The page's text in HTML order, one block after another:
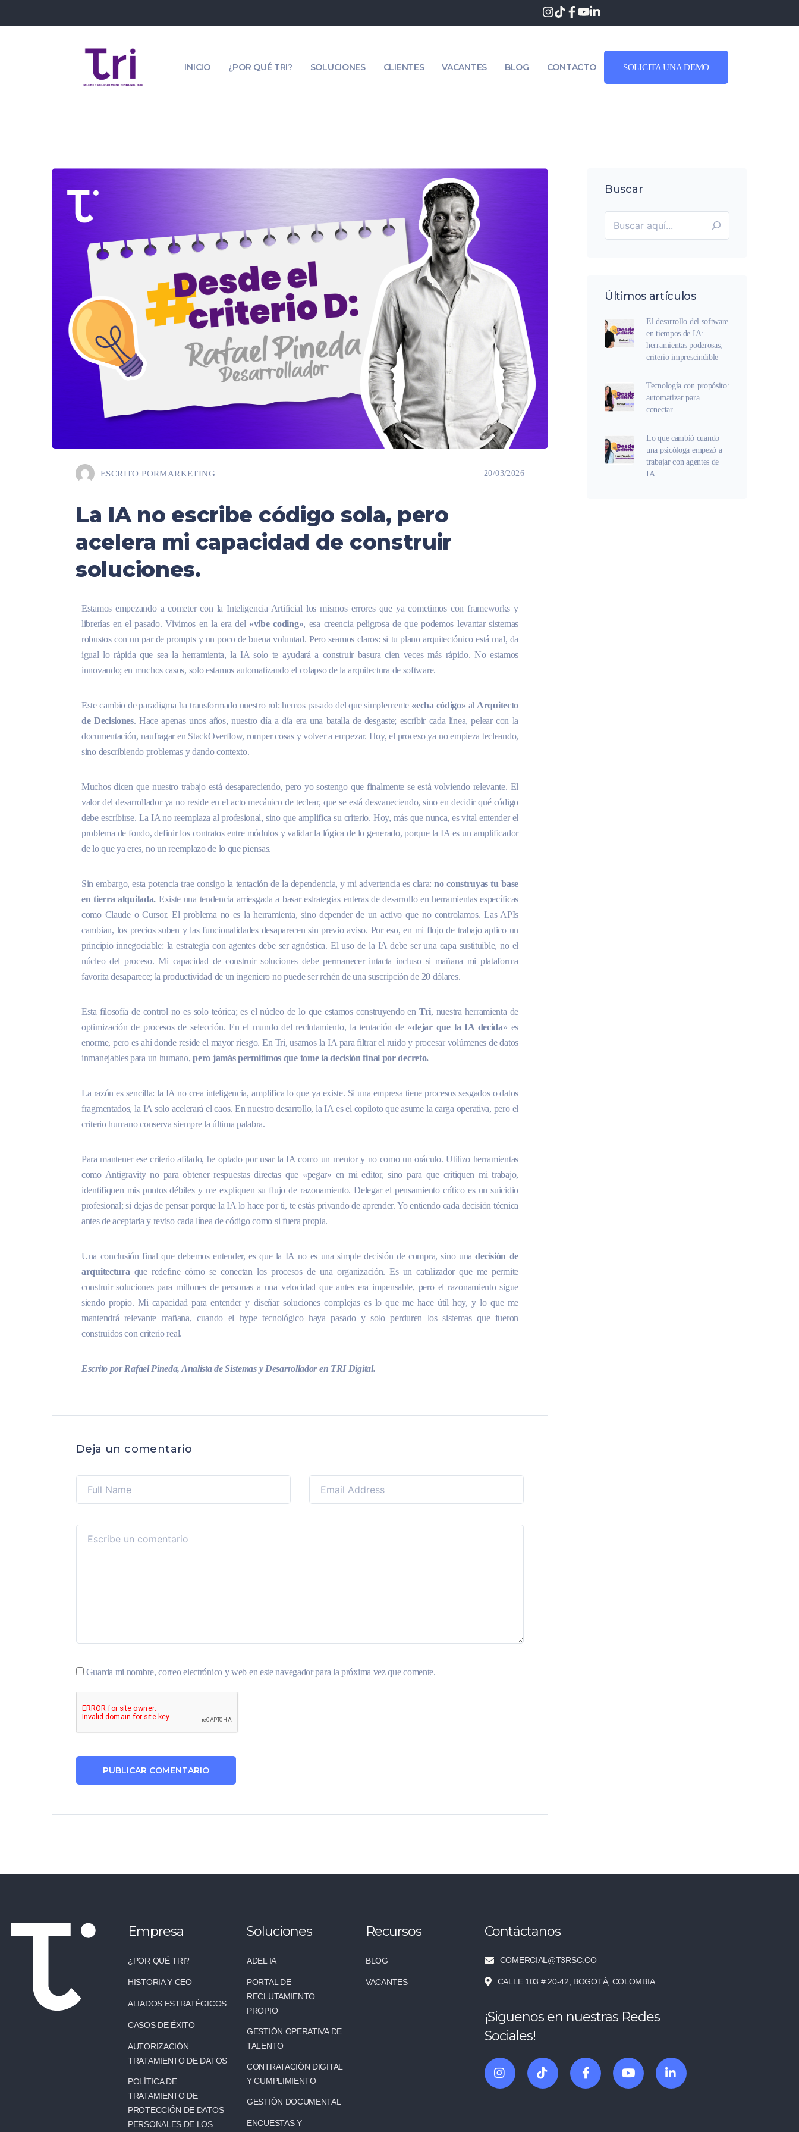
INICIO ¿POR QUÉ TRI? SOLUCIONES CLIENTES VACANTES BLOG CONTACTO SOLICITA UNA DEMO
ESCRITO PORMARKETING 20/03/2026
La IA no escribe código sola, pero
acelera mi capacidad de construir
soluciones.
Estamos empezando a cometer con la Inteligencia Artificial los mismos errores que ya cometimos con frameworks y
librerías en el pasado. Vivimos en la era del «vibe coding», esa creencia peligrosa de que podemos levantar sistemas
robustos con un par de prompts y un poco de buena voluntad. Pero seamos claros: si tu plano arquitectónico está mal, da
igual lo rápida que sea la herramienta, la IA solo te ayudará a construir basura cien veces más rápido. No estamos
innovando; en muchos casos, solo estamos automatizando el colapso de la arquitectura de software.
Este cambio de paradigma ha transformado nuestro rol: hemos pasado del que simplemente «echa código» al Arquitecto
de Decisiones. Hace apenas unos años, nuestro día a día era una batalla de desgaste; escribir cada línea, pelear con la
documentación, naufragar en StackOverflow, romper cosas y volver a empezar. Hoy, el proceso ya no empieza tecleando,
sino describiendo problemas y dando contexto.
Muchos dicen que nuestro trabajo está desapareciendo, pero yo sostengo que finalmente se está volviendo relevante. El
valor del desarrollador ya no reside en el acto mecánico de teclear, que se está desvaneciendo, sino en decidir qué código
debe escribirse. La IA no reemplaza al profesional, sino que amplifica su criterio. Hoy, más que nunca, es vital entender el
problema de fondo, definir los contratos entre módulos y validar la lógica de lo generado, porque la IA es un amplificador
de lo que ya eres, no un reemplazo de lo que piensas.
Sin embargo, esta potencia trae consigo la tentación de la dependencia, y mi advertencia es clara:no construyas tu base
en tierra alquilada. Existe una tendencia arriesgada a basar estrategias enteras de desarrollo en herramientas específicas
como Claude o Cursor. El problema no es la herramienta, sino depender de un activo que no controlamos. Las APIs
cambian, los precios suben y las funcionalidades desaparecen sin previo aviso. Por eso, en mi flujo de trabajo aplico un
principio innegociable: la estrategia con agentes debe ser agnóstica. El uso de la IA debe ser una capa sustituible, no el
núcleo del proceso. Mi capacidad de construir soluciones debe permanecer intacta incluso si mañana mi plataforma
favorita desaparece; la productividad de un ingeniero no puede ser rehén de una suscripción de 20 dólares.
Esta filosofía de control no es solo teórica; es el núcleo de lo que estamos construyendo en Tri, nuestra herramienta de
optimización de procesos de selección. En el mundo del reclutamiento, la tentación de «dejar que la IA decida» es
enorme, pero es ahí donde reside el mayor riesgo. En Tri, usamos la IA para filtrar el ruido y procesar volúmenes de datos
inmanejables para un humano,pero jamás permitimos que tome la decisión final por decreto.
La razón es sencilla: la IA no crea inteligencia, amplifica lo que ya existe. Si una empresa tiene procesos sesgados o datos
fragmentados, la IA solo acelerará el caos. En nuestro desarrollo, la IA es el copiloto que asume la carga operativa, pero el
criterio humano conserva siempre la última palabra.
Para mantener ese criterio afilado, he optado por usar la IA como un mentor y no como un oráculo. Utilizo herramientas
como Antigravity no para obtener respuestas directas que «pegar» en mi editor, sino para que critiquen mi trabajo,
identifiquen mis puntos débiles y me expliquen su flujo de razonamiento. Delegar el pensamiento crítico es un suicidio
profesional; si dejas de pensar porque la IA lo hace por ti, te estás privando de aprender. Yo entiendo cada decisión técnica
antes de aceptarla y reviso cada línea de código como si fuera propia.
Una conclusión final que debemos entender, es que la IA no es una simple decisión de compra, sino unadecisión de
arquitectura que redefine cómo se conectan los procesos de una organización. Es un catalizador que me permite
construir soluciones para millones de personas a una velocidad que antes era impensable, pero el razonamiento sigue
siendo propio. Mi capacidad para entender y diseñar soluciones complejas es lo que me hace útil hoy, y lo que me
mantendrá relevante mañana, cuando el hype tecnológico haya pasado y solo perduren los sistemas que fueron
construidos con criterio real.
Escrito por Rafael Pineda, Analista de Sistemas y Desarrollador en TRI Digital.
Deja un comentario
Guarda mi nombre, correo electrónico y web en este navegador para la próxima vez que comente.
Buscar
Últimos artículos
El desarrollo del software
en tiempos de IA:
herramientas poderosas,
criterio imprescindible
Tecnología con propósito:
automatizar para
conectar
Lo que cambió cuando
una psicóloga empezó a
trabajar con agentes de
IA
Empresa
¿POR QUÉ TRI?
HISTORIA Y CEO
ALIADOS ESTRATÉGICOS
CASOS DE ÉXITO
AUTORIZACIÓN
TRATAMIENTO DE DATOS
POLÍTICA DE
TRATAMIENTO DE
PROTECCIÓN DE DATOS
PERSONALES DE LOS
Soluciones
ADEL IA
PORTAL DE
RECLUTAMIENTO
PROPIO
GESTIÓN OPERATIVA DE
TALENTO
CONTRATACIÓN DIGITAL
Y CUMPLIMIENTO
GESTIÓN DOCUMENTAL
ENCUESTAS Y
Recursos
BLOG
VACANTES
Contáctanos
COMERCIAL@T3RSC.CO
CALLE 103 # 20-42, BOGOTÁ, COLOMBIA
¡Siguenos en nuestras Redes
Sociales!